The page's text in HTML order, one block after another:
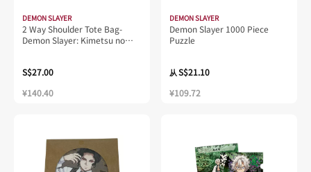
DEMON SLAYER
2 Way Shoulder Tote Bag-
Demon Slayer: Kimetsu no
S$27.00
¥140.40
DEMON SLAYER
Demon Slayer 1000 Piece
Puzzle
从S$21.10
¥109.72